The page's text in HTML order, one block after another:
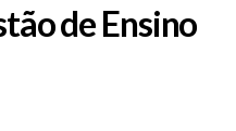
de Ensino